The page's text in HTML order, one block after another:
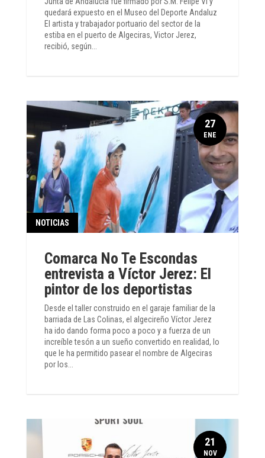
quedará expuesto en el Museo del Deporte Andaluz
El artista y trabajador portuario del sector de la
estiba en el puerto de Algeciras, Victor Jerez,
recibió, según...
Comarca No Te Escondas
entrevista a Víctor Jerez: El
pintor de los deportistas
NOTICIAS
Desde el taller construido en el garaje familiar de la
barriada de Las Colinas, el algecireño Víctor Jerez
ha ido dando forma poco a poco y a fuerza de un
increíble tesón a un sueño convertido en realidad, lo
que le ha permitido pasear el nombre de Algeciras
por los...
27
ENE
21
NOV